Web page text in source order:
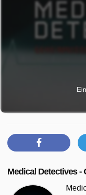
Medical Detectives -